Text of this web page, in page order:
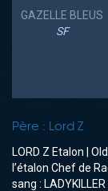
GAZELLE BLEUS
SF
Père : Lord Z
LORD Z Etalon |
l’étalon Chef de
sang :